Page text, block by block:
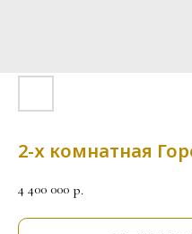
2-х комнатная
4 400 000 р.